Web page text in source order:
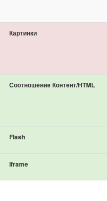
Картинки
Соотношение Контент/HTML
Flash
Iframe